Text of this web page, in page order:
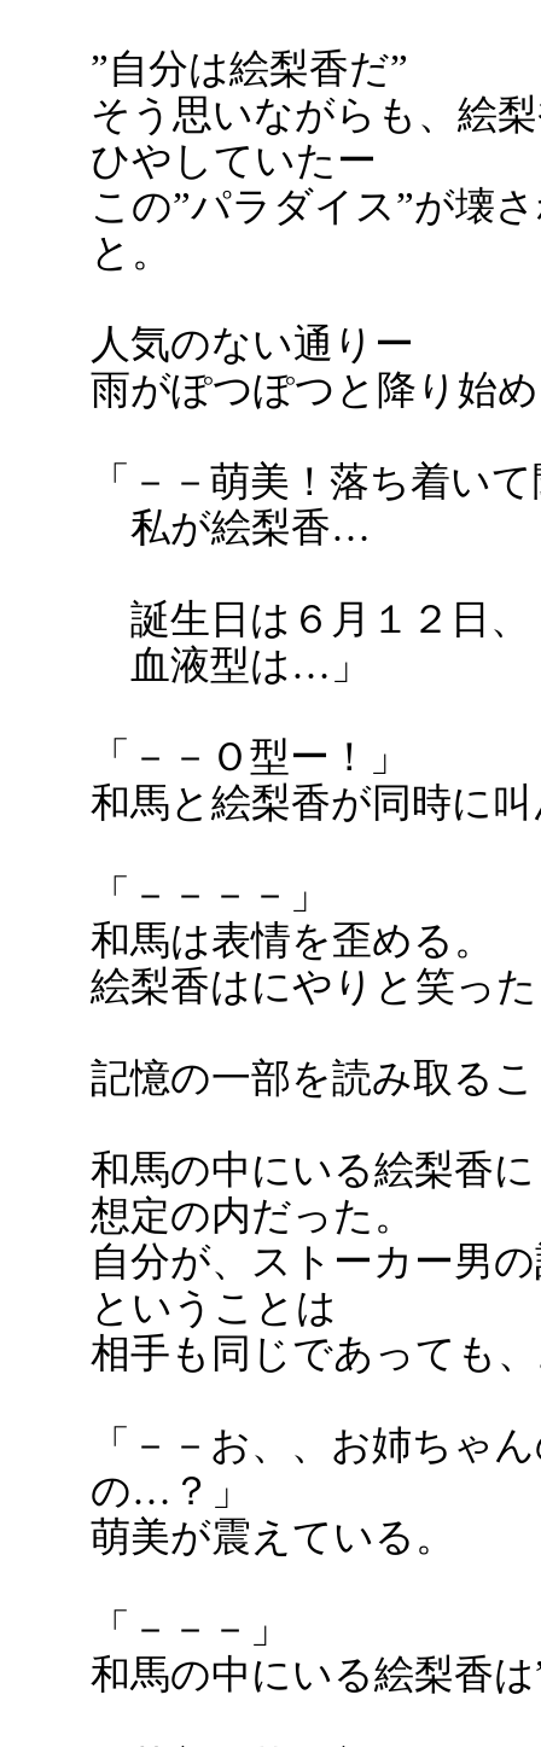
”自分は絵梨香だ”
そう思いながらも、絵
ひやしていたー
この”パラダイス”が壊
と。
人気のない通りー
雨がぽつぽつと降り始
「－－萌美！落ち着い
私が絵梨香…
誕生日は６月１２日、
血液型は…」
「－－Ｏ型ー！」
和馬と絵梨香が同時に
「－－－－」
和馬は表情を歪める。
絵梨香はにやりと笑っ
記憶の一部を読み取る
和馬の中にいる絵梨香
想定の内だった。
自分が、ストーカー男
ということは
相手も同じであっても
「－－お、、お姉ちゃ
の…？」
萌美が震えている。
「－－－」
和馬の中にいる絵梨香